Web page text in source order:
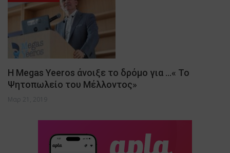
H Megas Yeeros άνοιξε το δρόμο για …« Το
Ψητοπωλείο του Μέλλοντος»
Μαρ 21, 2019